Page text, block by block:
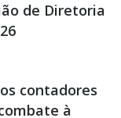
de Diretoria
contadores
à